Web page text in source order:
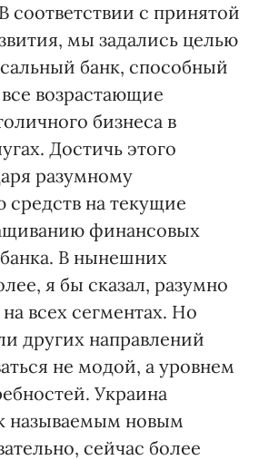
соответствии с принятой
мы задались целью
банк, способный
возрастающие
бизнеса в
Достичь этого
разумному
на текущие
финансовых
В нынешних
я бы сказал, разумно
всех сегментах. Но
других направлений
не модой, а уровнем
Украина
называемым новым
сейчас более